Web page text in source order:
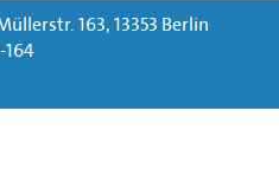
163, 13353 Berlin
164